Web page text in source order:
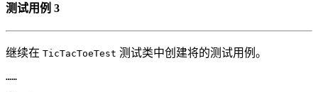
测试用例 3
继续在 TicTacToeTest 测试类中创建将的测试用例。
……